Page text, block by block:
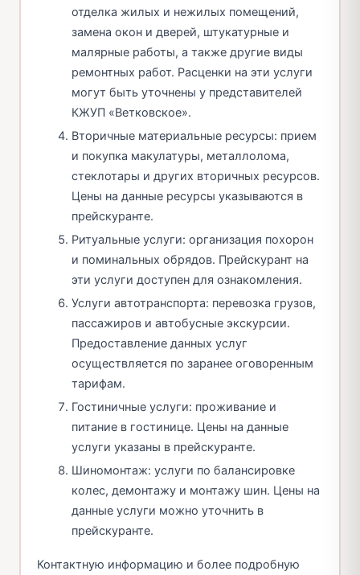
отделка жилых и нежилых помещений,
замена окон и дверей, штукатурные и
малярные работы, а также другие виды
ремонтных работ. Расценки на эти услуги
могут быть уточнены у представителей
КЖУП «Ветковское».
Вторичные материальные ресурсы: прием
и покупка макулатуры, металлолома,
стеклотары и других вторичных ресурсов.
Цены на данные ресурсы указываются в
прейскуранте.
Ритуальные услуги: организация похорон
и поминальных обрядов. Прейскурант на
эти услуги доступен для ознакомления.
Услуги автотранспорта: перевозка грузов,
пассажиров и автобусные экскурсии.
Предоставление данных услуг
осуществляется по заранее оговоренным
тарифам.
Гостиничные услуги: проживание и
питание в гостинице. Цены на данные
услуги указаны в прейскуранте.
Шиномонтаж: услуги по балансировке
колес, демонтажу и монтажу шин. Цены на
данные услуги можно уточнить в
прейскуранте.
Контактную информацию и более подробную